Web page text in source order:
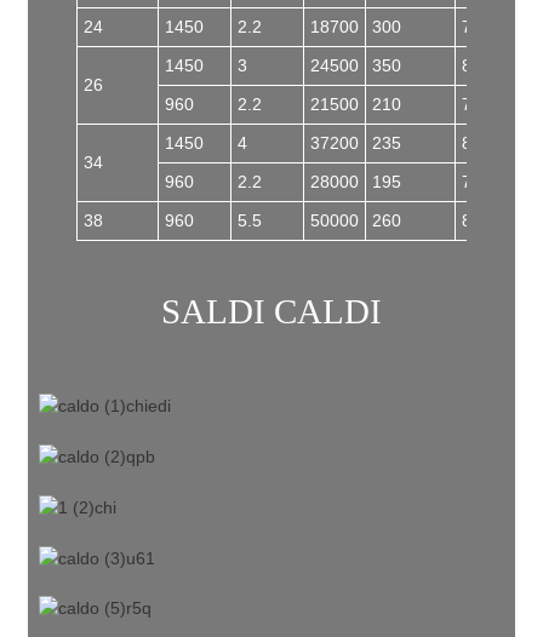
24
1450 2.2 18700 300 76
26
1450 3 24500 350
80
960
2.2 21500 210 75
34
1450 4 37200 235
82
960
2.2 28000 195
78
38
960 5.5 50000 260 88
SALDI CALDI